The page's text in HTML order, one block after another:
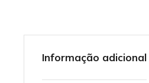
Informação adicional